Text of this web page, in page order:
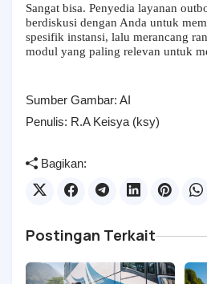
Sangat bisa. Penyedia layanan
berdiskusi dengan Anda untuk
spesifik instansi, lalu merancang
modul yang paling relevan untuk
Sumber Gambar: AI
Penulis: R.A Keisya (ksy)
Bagikan:
Postingan Terkait